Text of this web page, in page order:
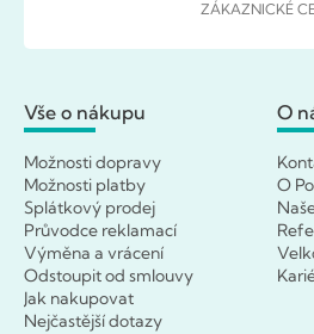
ZÁKAZNICKÉ
Vše o nákupu
Možnosti dopravy
Možnosti platby
Splátkový prodej
Průvodce reklamací
Výměna a vrácení
Odstoupit od smlouvy
Jak nakupovat
Nejčastější dotazy
O
O